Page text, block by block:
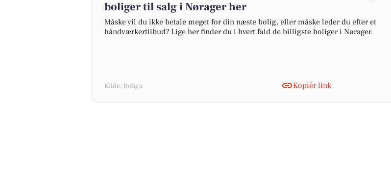
boliger til salg i Nørager her
Måske vil du ikke betale meget for din næste bolig, eller måske leder du efter et
håndværkertilbud? Lige her finder du i hvert fald de billigste boliger i Nørager.
Kilde: Boliga Kopiér link